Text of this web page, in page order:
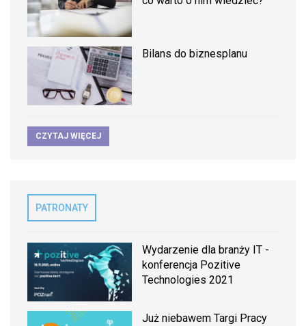
Bilans do biznesplanu
CZYTAJ WIĘCEJ
PATRONATY
Wydarzenie dla branży IT -
konferencja Pozitive
Technologies 2021
Już niebawem Targi Pracy